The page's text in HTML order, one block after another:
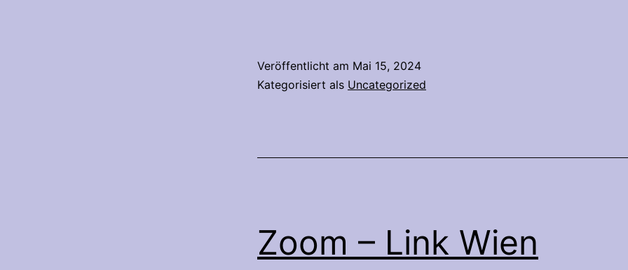
Veröffentlicht am Mai 15, 2024
Kategorisiert als Uncategorized
Zoom – Link Wien